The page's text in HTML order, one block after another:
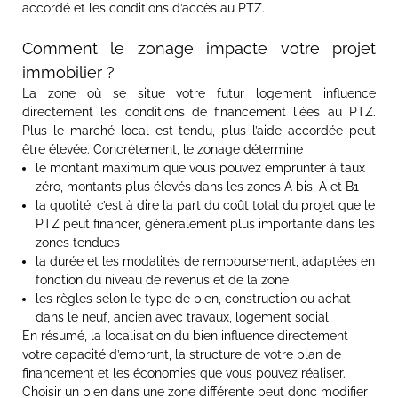
accordé et les conditions d’accès au PTZ.
Comment le zonage impacte votre projet
immobilier ?
La zone où se situe votre futur logement influence
directement les conditions de financement liées au PTZ.
Plus le marché local est tendu, plus l’aide accordée peut
être élevée. Concrètement, le zonage détermine
le montant maximum que vous pouvez emprunter à taux
zéro, montants plus élevés dans les zones A bis, A et B1
la quotité, c’est à dire la part du coût total du projet que le
PTZ peut financer, généralement plus importante dans les
zones tendues
la durée et les modalités de remboursement, adaptées en
fonction du niveau de revenus et de la zone
les règles selon le type de bien, construction ou achat
dans le neuf, ancien avec travaux, logement social
En résumé, la localisation du bien influence directement
votre capacité d’emprunt, la structure de votre plan de
financement et les économies que vous pouvez réaliser.
Choisir un bien dans une zone différente peut donc modifier